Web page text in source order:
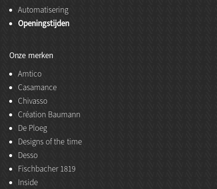
Automatisering
Openingstijden
Onze merken
Amtico
Casamance
Chivasso
Création Baumann
De Ploeg
Designs of the time
Desso
Fischbacher 1819
Inside